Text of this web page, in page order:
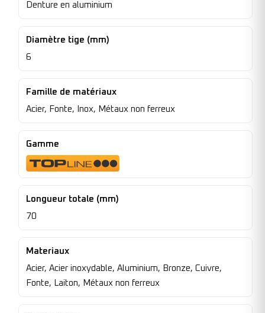
Denture en aluminium
Diamètre tige (mm)
6
Famille de matériaux
Acier, Fonte, Inox, Métaux non ferreux
Gamme
Longueur totale (mm)
70
Materiaux
Acier, Acier inoxydable, Aluminium, Bronze, Cuivre,
Fonte, Laiton, Métaux non ferreux